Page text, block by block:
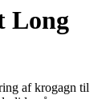
Long
af krogagn til